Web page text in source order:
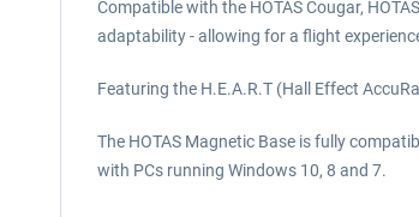
Compatible with the HOTAS Cougar,
adaptability - allowing for a flight
Featuring the H.E.A.R.T (Hall Effect
The HOTAS Magnetic Base is fully
with PCs running Windows 10, 8 and 7.